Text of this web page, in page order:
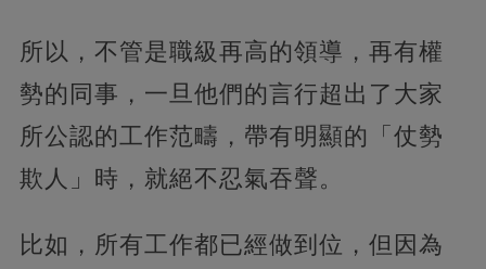
所以，不管是職級再高的領導，再有權
勢的同事，一旦他們的言行超出了大家
所公認的工作范疇，帶有明顯的「仗勢
欺人」時，就絕不忍氣吞聲。
比如，所有工作都已經做到位，但因為